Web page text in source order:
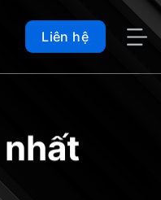
Liên hệ